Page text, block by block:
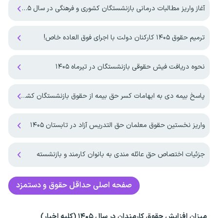
آغاز واریز مطالبات درمانی بازنشستگان کشوری و فرهنگی در سال ۱۴۰۵
ترمیم حقوق ۱۴۰۵ کارکنان دولت با اجرای فوق العاده خاص!
نحوه دریافت فیش حقوقی بازنشستگان در تیرماه ۱۴۰۵
پاسخ بیمه دی به ابهامات کسر حق بیمه از حقوق بازنشستگان کشوری
واریز نخستین حقوق معلمان حق التدریس آزاد در تابستان ۱۴۰۵
جزئیات اختصاص حق عائله مندی به بانوان کارمند و بازنشسته
صفحه اصلی حداقل حقوق و دستمزد